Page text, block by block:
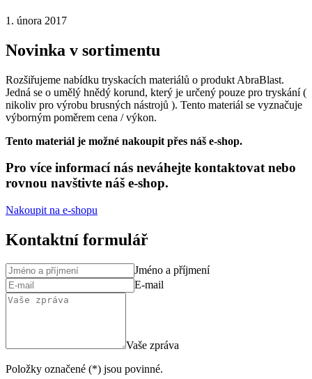
1. února 2017
Novinka v sortimentu
Rozšiřujeme nabídku tryskacích materiálů o produkt AbraBlast.
Jedná se o umělý hnědý korund, který je určený pouze pro tryskání (
nikoliv pro výrobu brusných nástrojů ). Tento materiál se vyznačuje
výborným poměrem cena / výkon.
Tento materiál je možné nakoupit přes náš e-shop.
Pro více informací nás neváhejte kontaktovat nebo
rovnou navštivte náš e-shop.
Nakoupit na e-shopu
Kontaktní formulář
Jméno a příjmení
E-mail
Vaše zpráva
Položky označené (*) jsou povinné.